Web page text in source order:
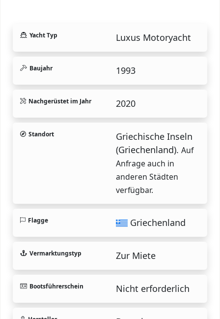
Yacht Typ Luxus Motoryacht
Baujahr 1993
Nachgerüstet im Jahr 2020
Standort
Griechische Inseln
(Griechenland). Auf
Anfrage auch in
anderen Städten
verfügbar.
Flagge Griechenland
Vermarktungstyp Zur Miete
Bootsführerschein Nicht erforderlich